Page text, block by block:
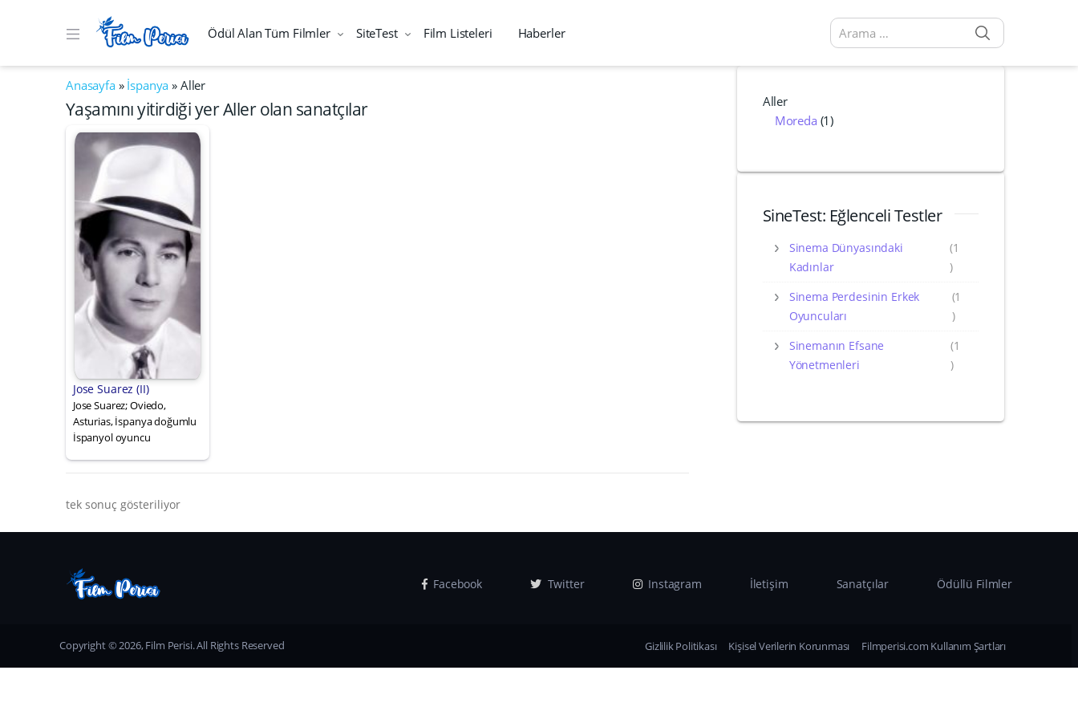
Ödül Alan Tüm Filmler SiteTest Film Listeleri Haberler
Arama sonuçları:
Anasayfa» İspanya » Aller
Yaşamını yitirdiği yer Aller olan sanatçılar
Jose Suarez (II)
Jose Suarez; Oviedo,
Asturias, İspanya doğumlu
İspanyol oyuncu
tek sonuç gösteriliyor
Aller
Moreda (1)
SineTest: Eğlenceli Testler
Sinema Dünyasındaki
Kadınlar
(1
)
Sinema Perdesinin Erkek
Oyuncuları
(1
)
Sinemanın Efsane
Yönetmenleri
(1
)
Facebook Twitter Instagram İletişim Sanatçılar Ödüllü Filmler
Copyright © 2026, Film Perisi. All Rights Reserved Gizlilik Politikası Kişisel Verilerin Korunması Filmperisi.com Kullanım Şartları